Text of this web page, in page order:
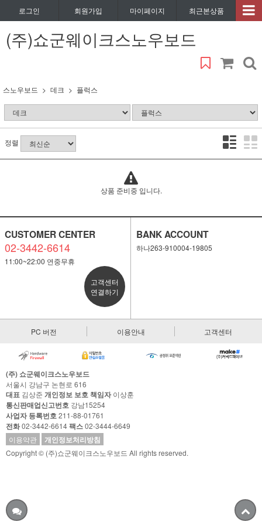
로그인 회원가입 마이페이지 최근본상품
(주)쇼군웨이크스노우보드
스노우보드 데크 플럭스
정렬
상품 준비중 입니다.
CUSTOMER CENTER
02-3442-6614
11:00~22:00 연중무휴
고객센터
연결하기
BANK ACCOUNT
하나263-910004-19805
PC 버전 이용안내 고객센터
(주) 쇼군웨이크스노우보드
서울시 강남구 논현로 616
대표 김상준 개인정보 보호 책임자이상훈
통신판매업신고번호 강남15254
사업자 등록번호211-88-01761
전화02-3442-6614팩스02-3444-6649
이용약관
개인정보처리방침
Copyright © (주)쇼군웨이크스노우보드 All rights reserved.